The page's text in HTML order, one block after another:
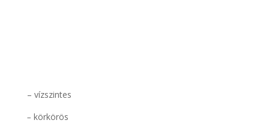
– vízszintes
– körkörös